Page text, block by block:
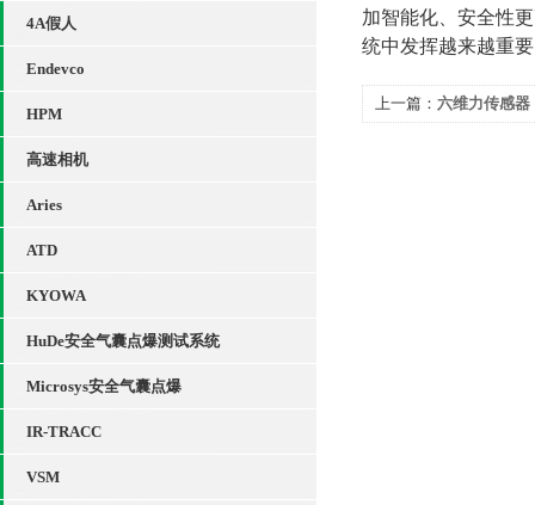
4A假人
Endevco
HPM
高速相机
Aries
ATD
KYOWA
HuDe安全气囊点爆测试系统
Microsys安全气囊点爆
IR-TRACC
VSM
加智能化、安全性
统中发挥越来越重
上一篇： 六维力传感器